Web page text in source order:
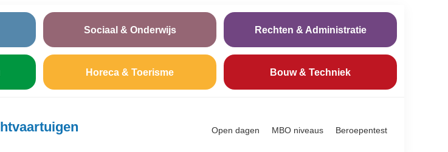
Sociaal & Onderwijs Rechten & Administratie
Horeca & Toerisme Bouw & Techniek
Open dagen MBO niveaus Beroepentest